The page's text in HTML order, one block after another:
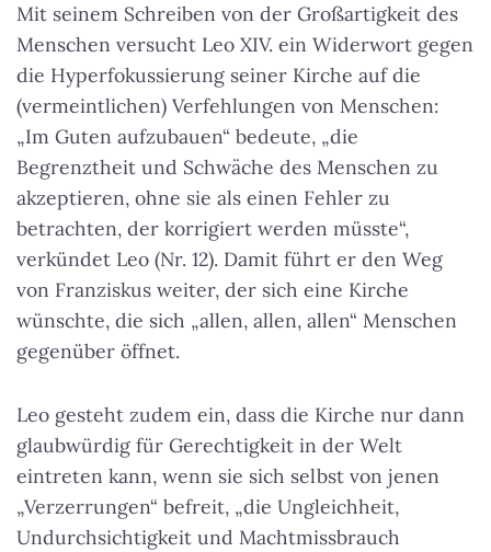
Mit seinem Schreiben von der Großartigkeit des
Menschen versucht Leo XIV. ein Widerwort gegen
die Hyperfokussierung seiner Kirche auf die
(vermeintlichen) Verfehlungen von Menschen:
„Im Guten aufzubauen“ bedeute, „die
Begrenztheit und Schwäche des Menschen zu
akzeptieren, ohne sie als einen Fehler zu
betrachten, der korrigiert werden müsste“,
verkündet Leo (Nr. 12). Damit führt er den Weg
von Franziskus weiter, der sich eine Kirche
wünschte, die sich „allen, allen, allen“ Menschen
gegenüber öffnet.
Leo gesteht zudem ein, dass die Kirche nur dann
glaubwürdig für Gerechtigkeit in der Welt
eintreten kann, wenn sie sich selbst von jenen
„Verzerrungen“ befreit, „die Ungleichheit,
Undurchsichtigkeit und Machtmissbrauch